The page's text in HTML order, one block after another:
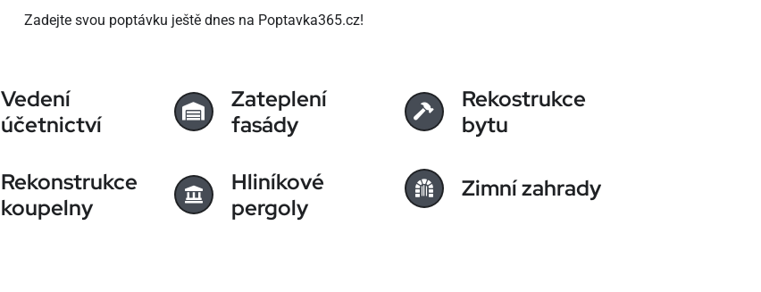
Zadejte svou poptávku ještě dnes na Poptavka365.cz!
Vedení
účetnictví
Zateplení
fasády
Rekostrukce
bytu
Rekonstrukce
koupelny
Hliníkové
pergoly
Zimní zahrady